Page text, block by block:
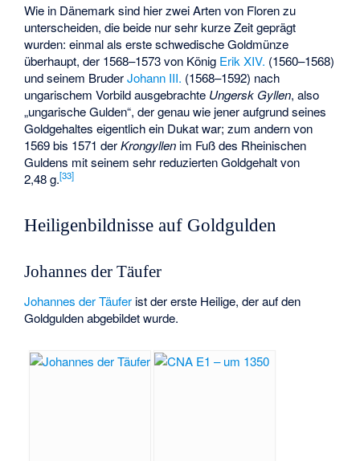
Wie in Dänemark sind hier zwei Arten von Floren zu
unterscheiden, die beide nur sehr kurze Zeit geprägt
wurden: einmal als erste schwedische Goldmünze
überhaupt, der 1568–1573 von König Erik XIV. (1560–1568)
und seinem BruderJohann III. (1568–1592) nach
ungarischem Vorbild ausgebrachte Ungersk Gyllen, also
„ungarische Gulden“, der genau wie jener aufgrund seines
Goldgehaltes eigentlich ein Dukat war; zum andern von
1569 bis 1571 derKrongyllen im Fuß des Rheinischen
Guldens mit seinem sehr reduzierten Goldgehalt von
2,48 g.[33]
Heiligenbildnisse auf Goldgulden
Johannes der Täufer
Johannes der Täufer ist der erste Heilige, der auf den
Goldgulden abgebildet wurde.